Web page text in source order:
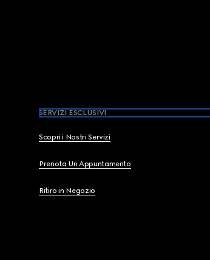
SERVIZI ESCLUSIVI
Scopri i Nostri Servizi
Prenota Un Appuntamento
Ritiro in Negozio